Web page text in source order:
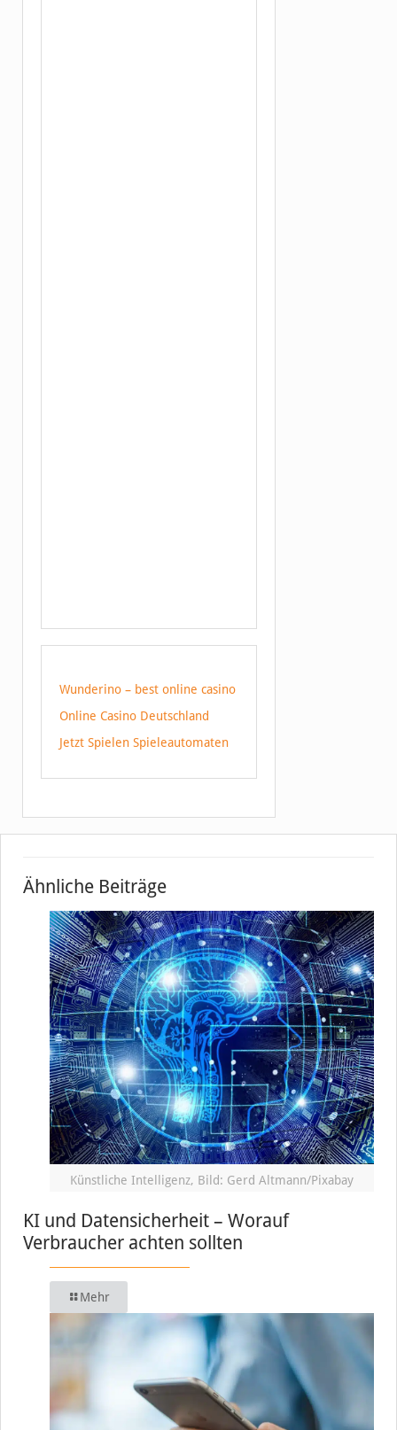
Wunderino – best online casino
Online Casino Deutschland
Jetzt Spielen Spieleautomaten
Ähnliche Beiträge
Künstliche Intelligenz, Bild: Gerd Altmann/Pixabay
KI und Datensicherheit – Worauf
Verbraucher achten sollten
Mehr